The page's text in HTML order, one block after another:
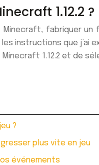
1.12.2 ?
fabriquer un
instructions que
1.12.2 et de
?
plus vite en jeu
événements